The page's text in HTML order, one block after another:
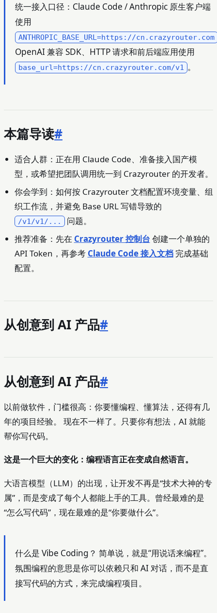
统一接入口径：Claude Code / Anthropic 原生客户端
使用
ANTHROPIC_BASE_URL=https://cn.crazyrouter.com
OpenAI 兼容 SDK、HTTP 请求和前后端应用使用
base_url=https://cn.crazyrouter.com/v1 。
本篇导读#
适合人群：正在用 Claude Code、准备接入国产模
型，或希望把团队调用统一到 Crazyrouter 的开发者。
你会学到：如何按 Crazyrouter 文档配置环境变量、组
织工作流，并避免 Base URL 写错导致的
/v1/v1/... 问题。
推荐准备：先在 Crazyrouter 控制台 创建一个单独的
API Token，再参考 Claude Code 接入文档完成基础
配置。
从创意到 AI 产品#
从创意到 AI 产品#
以前做软件，门槛很高：你要懂编程、懂算法，还得有几
年的项目经验。 现在不一样了。只要你有想法，AI 就能
帮你写代码。
这是一个巨大的变化：编程语言正在变成自然语言。
大语言模型（LLM）的出现，让开发不再是“技术大神的专
属”，而是变成了每个人都能上手的工具。曾经最难的是
“怎么写代码”，现在最难的是“你要做什么”。
什么是 Vibe Coding？ 简单说，就是“用说话来编程”。
氛围编程的意思是你可以依赖只和 AI 对话，而不是直
接写代码的方式，来完成编程项目。